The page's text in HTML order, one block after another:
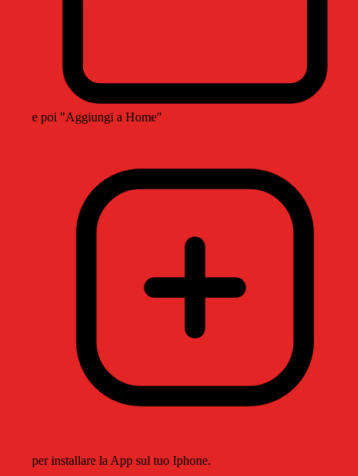
e poi "Aggiungi a Home"
per installare la App sul tuo Iphone.